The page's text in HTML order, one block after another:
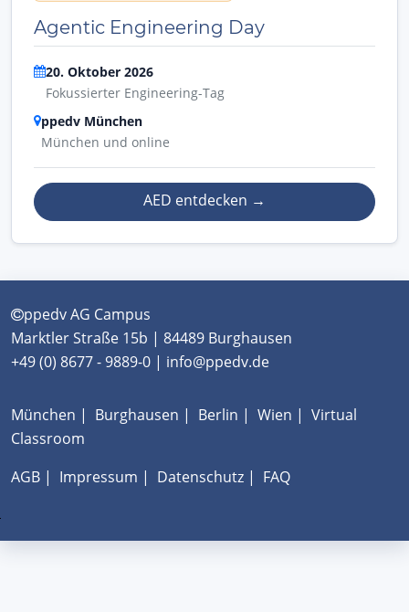
Agentic Engineering Day
20. Oktober 2026
Fokussierter Engineering-Tag
ppedv München
München und online
AED entdecken →
ppedv AG Campus
Marktler Straße 15b | 84489 Burghausen
+49 (0) 8677 - 9889-0 | info@ppedv.de
München | Burghausen | Berlin | Wien | Virtual
Classroom
AGB | Impressum | Datenschutz | FAQ